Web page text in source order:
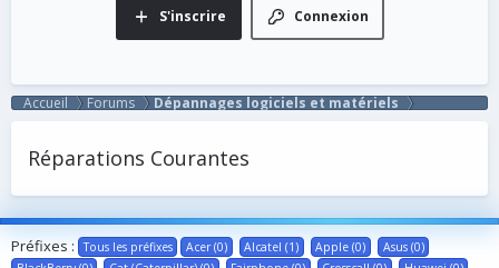
Connexion
S'inscrire
Accueil Forums Dépannages logiciels et matériels
Réparations Courantes
Préfixes : Tous les préfixes Acer (0) Alcatel (1) Apple (0)
Asus (0)